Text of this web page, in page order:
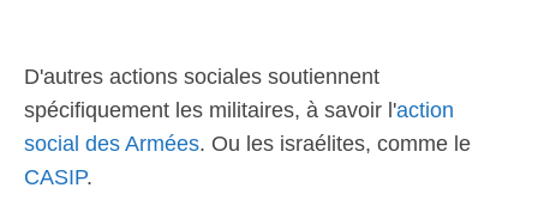
D'autres actions sociales soutiennent
spécifiquement les militaires, à savoir l'action
social des Armées. Ou les israélites, comme le
CASIP.